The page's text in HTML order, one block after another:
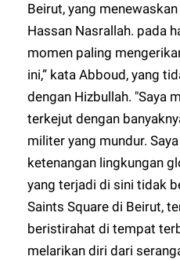
Beirut, yang
Hassan Nasrallah. pada
momen paling
ini,” kata Abboud, yang
dengan Hizbullah. "Saya
terkejut dengan
militer yang mundur.
ketenangan lingkungan
yang terjadi di sini tidak
Saints Square di Beirut,
beristirahat di tempat
melarikan diri dari